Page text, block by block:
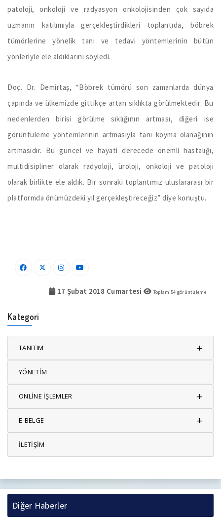
patoloji, onkoloji ve radyasyon onkolojisinden çok sayıda
uzmanın katılımıyla gerçekleştirdikleri toplantıda, böbrek
tümörlerine yönelik tanı ve tedavi yöntemlerinin bütün
yönleriyle ele aldıklarını söyledi.
Doç. Dr. Demirtaş, “Böbrek tümörü son zamanlarda dünya
çapında ve ülkemizde gittikçe artan sıklıkta görülmektedir. Bu
nedenlerden birisi görülme sıklığının artması, diğeri ise
görüntüleme yöntemlerinin artmasıyla tanı koyma olanağının
artmasıdır. Bu güncel ve hayati derecede önemli hastalığı,
multidisipliner olarak radyoloji, üroloji, onkoloji ve patoloji
olarak birlikte ele aldık. Bir sonraki toplantımız uluslararası bir
platformda önümüzdeki yıl gerçekleştireceğiz” diye konuştu.
17 Şubat 2018 Cumartesi Toplam 54 görüntüleme
Kategori
TANITIM +
YÖNETİM
ONLİNE İŞLEMLER +
E-BELGE +
İLETİŞİM
Diğer Haberler